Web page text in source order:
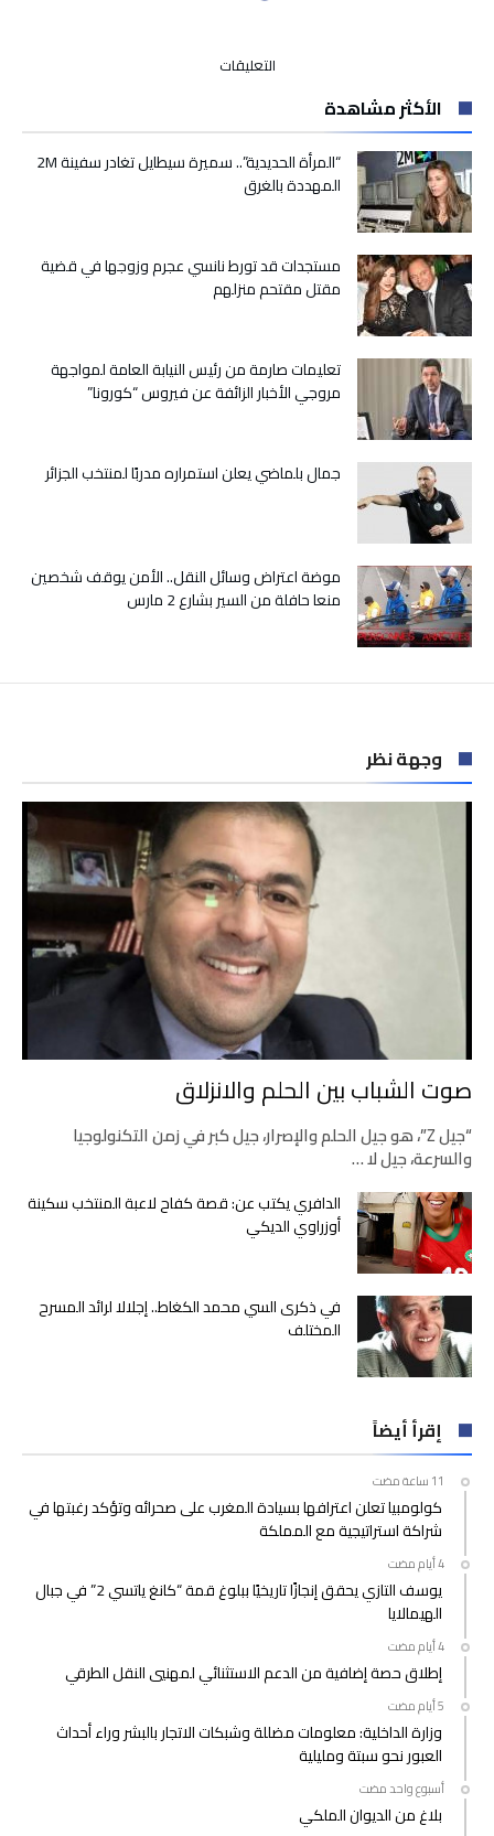
التعليقات
تقتل
ثلاثة
أشخاص
بضواحي
مراكش
الأكثر مشاهدة
“المرأة الحديدية”.. سميرة سيطايل تغادر سفينة 2M
المهددة بالغرق
مستجدات قد تورط نانسي عجرم وزوجها في قضية
مقتل مقتحم منزلهم
تعليمات صارمة من رئيس النيابة العامة لمواجهة
مروجي الأخبار الزائفة عن فيروس “كورونا”
جمال بلماضي يعلن استمراره مدربًا لمنتخب الجزائر
موضة اعتراض وسائل النقل.. الأمن يوقف شخصين
منعا حافلة من السير بشارع 2 مارس
وجهة نظر
صوت الشباب بين الحلم والانزلاق
“جيل Z”، هو جيل الحلم والإصرار، جيل كبر في زمن التكنولوجيا
والسرعة، جيل لا …
الدافري يكتب عن: قصة كفاح لاعبة المنتخب سكينة
أوزراوي الديكي
في ذكرى السي محمد الكغاط.. إجلالا لرائد المسرح
المختلف
إقرأ أيضاً
كولومبيا تعلن اعترافها بسيادة المغرب على صحرائه وتؤكد رغبتها في
شراكة استراتيجية مع المملكة
يوسف التازي يحقق إنجازًا تاريخيًا ببلوغ قمة “كانغ ياتسي 2” في جبال
الهيمالايا
إطلاق حصة إضافية من الدعم الاستثنائي لمهنيي النقل الطرقي
وزارة الداخلية: معلومات مضللة وشبكات الاتجار بالبشر وراء أحداث
العبور نحو سبتة ومليلية
‫‫‫‏‫أسبوع واحد مضت‬
بلاغ من الديوان الملكي